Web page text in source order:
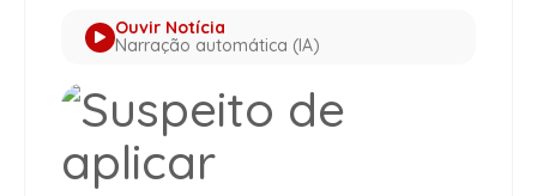
Ouvir Notícia
Narração automática (IA)